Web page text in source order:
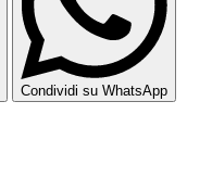
Condividi su WhatsApp